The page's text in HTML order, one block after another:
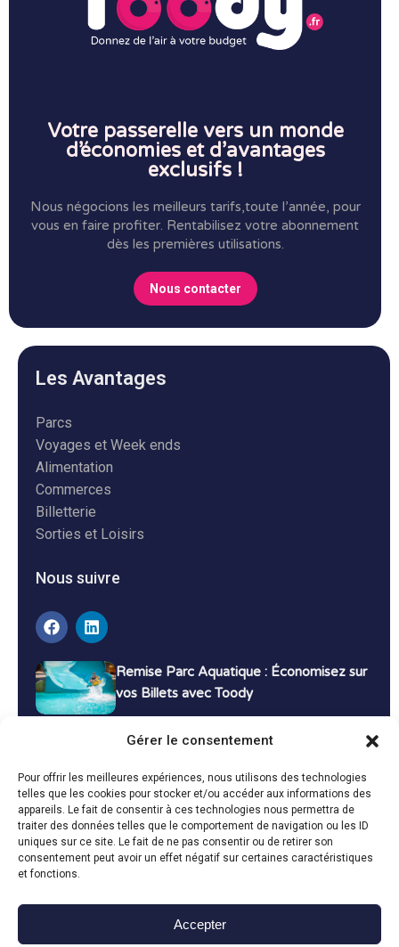
Gérer le consentement
Pour offrir les meilleures expériences, nous utilisons des technologies
telles que les cookies pour stocker et/ou accéder aux informations des
appareils. Le fait de consentir à ces technologies nous permettra de
traiter des données telles que le comportement de navigation ou les ID
uniques sur ce site. Le fait de ne pas consentir ou de retirer son
consentement peut avoir un effet négatif sur certaines caractéristiques
et fonctions.
Accepter
Votre passerelle vers un monde
d’économies et d’avantages
exclusifs !
Nous négocions les meilleurs tarifs,toute l’année, pour
vous en faire profiter. Rentabilisez votre abonnement
dès les premières utilisations.
Nous contacter
Les Avantages
Parcs
Voyages et Week ends
Alimentation
Commerces
Billetterie
Sorties et Loisirs
Nous suivre
Remise Parc Aquatique : Économisez sur
vos Billets avec Toody
Bons Plans Voyage : Économisez sur vos
Vacances avec Toody
13 décembre 2024 Bon plans
Toody © 2024